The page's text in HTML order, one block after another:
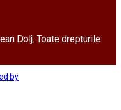
Dolj. Toate drepturile
by